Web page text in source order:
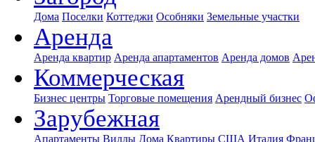
Дома Поселки Коттеджи Особняки Земельные участки
Аренда
Аренда квартир Аренда апартаментов Аренда домов
Коммерческая
Бизнес центры Торговые помещения Арендный бизнес
Зарубежная
Апартаменты Виллы Дома Квартиры США Италия